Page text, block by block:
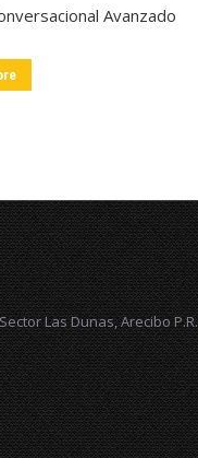
Avanzado
Las Dunas, Arecibo P.R.